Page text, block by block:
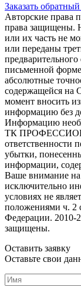
Заказать
Авторские
права защищены.
или их часть не
или переданы
письменной
абсолютные
содержащейся на
момент вносить
информацию без
Информацию
ТК
ответственности
убытки,
информации,
Ваше внимание на
исключительно
условиях не
положениями ч. 2
Федерации.
защищены.
Оставить заявку
Оставьте свои